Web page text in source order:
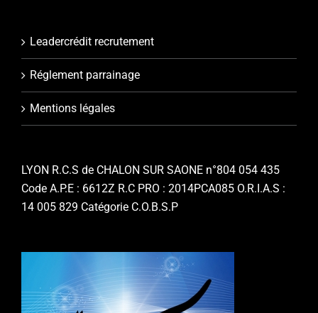
Leadercrédit recrutement
Réglement parrainage
Mentions légales
LYON R.C.S de CHALON SUR SAONE n°804 054 435
Code A.P.E : 6612Z R.C PRO : 2014PCA085 O.R.I.A.S :
14 005 829 Catégorie C.O.B.S.P